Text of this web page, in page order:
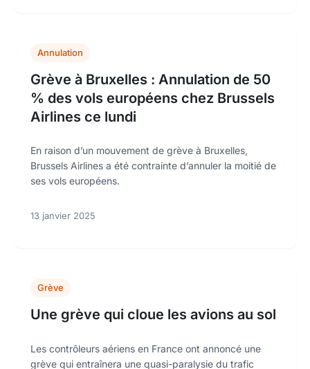
Annulation
Grève à Bruxelles : Annulation de 50
% des vols européens chez Brussels
Airlines ce lundi
En raison d’un mouvement de grève à Bruxelles,
Brussels Airlines a été contrainte d’annuler la moitié de
ses vols européens.
13 janvier 2025
Grève
Une grève qui cloue les avions au sol
Les contrôleurs aériens en France ont annoncé une
grève qui entraînera une quasi-paralysie du trafic